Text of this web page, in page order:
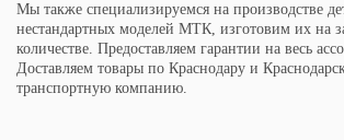
Мы также специализируемся на производстве
нестандартных моделей МТК, изготовим их на
количестве. Предоставляем гарантии на весь
Доставляем товары по Краснодару и
транспортную компанию.